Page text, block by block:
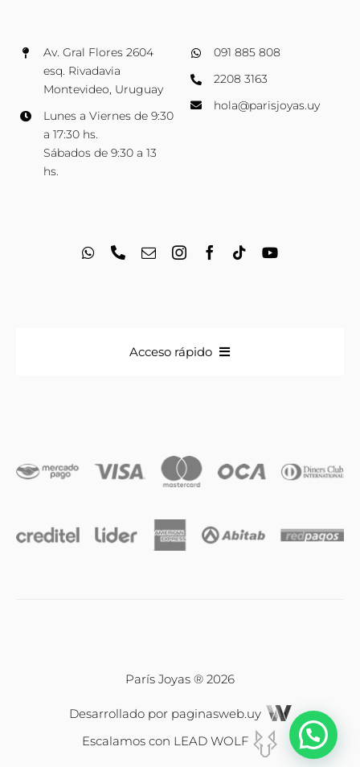
Av. Gral Flores 2604
esq. Rivadavia
Montevideo, Uruguay
Lunes a Viernes de 9:30
a 17:30 hs.
Sábados de 9:30 a 13
hs.
091 885 808
2208 3163
hola@parisjoyas.uy
Acceso rápido
Iniciales
Relojes
París Joyas ® 2026
Desarrollado por paginasweb.uy
Escalamos con LEAD WOLF